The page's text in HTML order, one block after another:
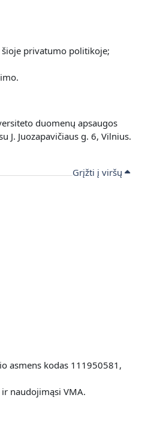
privatumo politikoje;
duomenų apsaugos
J. Juozapavičiaus g. 6, Vilnius.
Grįžti į viršų
asmens kodas 111950581,
naudojimąsi VMA.